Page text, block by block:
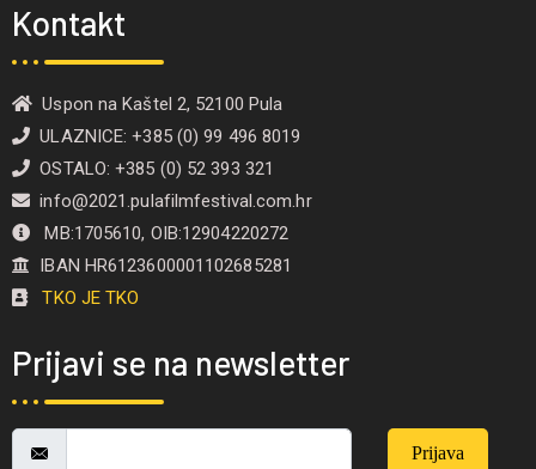
Kontakt
Uspon na Kaštel 2, 52100 Pula
ULAZNICE: +385 (0) 99 496 8019
OSTALO: +385 (0) 52 393 321
info@2021.pulafilmfestival.com.hr
MB:1705610, OIB:12904220272
IBAN HR6123600001102685281
TKO JE TKO
Prijavi se na newsletter
Prijava